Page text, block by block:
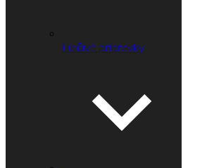
Liečivé prípravky